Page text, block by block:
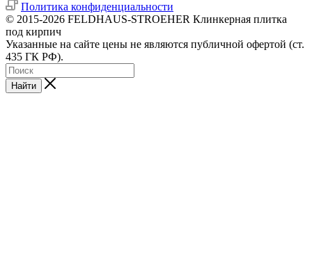
Политика конфиденциальности
© 2015-2026 FELDHAUS-STROEHER Клинкерная плитка
под кирпич
Указанные на сайте цены не являются публичной офертой (ст.
435 ГК РФ).
Найти